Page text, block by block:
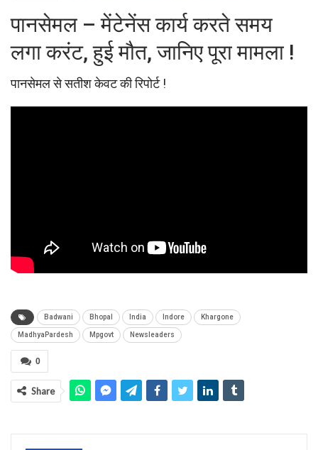
पानसेमल – मेंटेनेंस कार्य करते समय
लगा करंट, हुई मौत, जानिए पूरा मामला !
पानसेमल से सतीश केवट की रिपोर्ट !
Badwani Bhopal India Indore Khargone
MadhyaPardesh Mpgovt Newsleaders
0
Share